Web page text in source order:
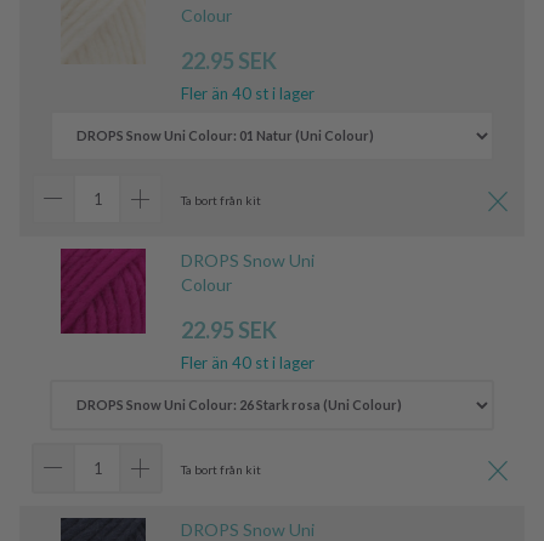
Colour
22.95 SEK
Fler än 40 st i lager
Ta bort från kit
DROPS Snow Uni
Colour
22.95 SEK
Fler än 40 st i lager
Ta bort från kit
DROPS Snow Uni